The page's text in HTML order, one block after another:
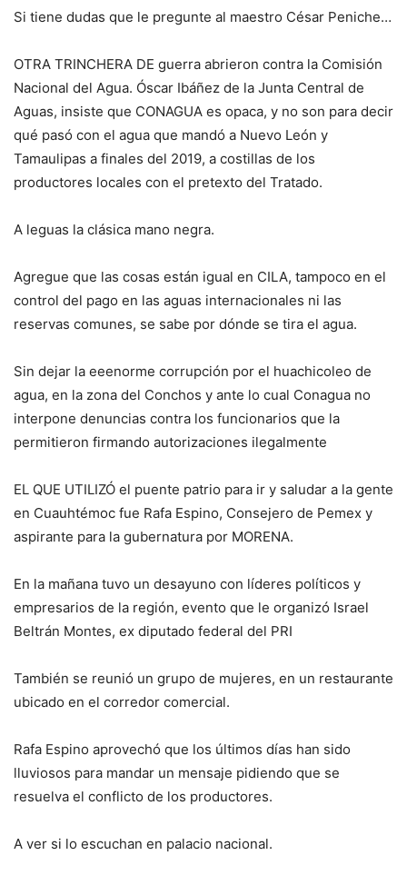
Si tiene dudas que le pregunte al maestro César Peniche…
OTRA TRINCHERA DE guerra abrieron contra la Comisión
Nacional del Agua. Óscar Ibáñez de la Junta Central de
Aguas, insiste que CONAGUA es opaca, y no son para decir
qué pasó con el agua que mandó a Nuevo León y
Tamaulipas a finales del 2019, a costillas de los
productores locales con el pretexto del Tratado.
A leguas la clásica mano negra.
Agregue que las cosas están igual en CILA, tampoco en el
control del pago en las aguas internacionales ni las
reservas comunes, se sabe por dónde se tira el agua.
Sin dejar la eeenorme corrupción por el huachicoleo de
agua, en la zona del Conchos y ante lo cual Conagua no
interpone denuncias contra los funcionarios que la
permitieron firmando autorizaciones ilegalmente
EL QUE UTILIZÓ el puente patrio para ir y saludar a la gente
en Cuauhtémoc fue Rafa Espino, Consejero de Pemex y
aspirante para la gubernatura por MORENA.
En la mañana tuvo un desayuno con líderes políticos y
empresarios de la región, evento que le organizó Israel
Beltrán Montes, ex diputado federal del PRI
También se reunió un grupo de mujeres, en un restaurante
ubicado en el corredor comercial.
Rafa Espino aprovechó que los últimos días han sido
lluviosos para mandar un mensaje pidiendo que se
resuelva el conflicto de los productores.
A ver si lo escuchan en palacio nacional.